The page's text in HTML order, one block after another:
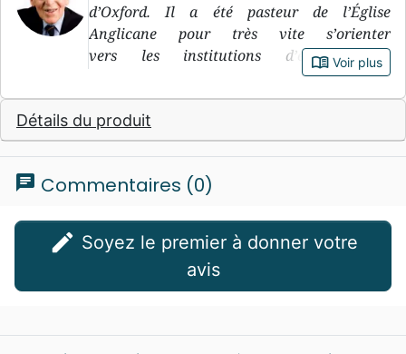
d’Oxford. Il a été pasteur de l’Église
Anglicane pour très vite s’orienter
vers les institutions d’enseignement
au Tyndale Hall où il a enseigné
jusqu’en 1961 pour ensuite assumer le poste
de doyen au Latimer House jusqu’en 1970.
Cette année là, il retourne à Bristol
du Trinity College. En 1979, il quitte
au Canada où il devient professeur
de théologie systématique et de théologie
historique au Regent College.
James Innell Packer est considéré comme
d’Amérique du Nord. Il est l'auteur du
book_open Voir plus
Détails du produit
chat Commentaires (0)
edit
avis